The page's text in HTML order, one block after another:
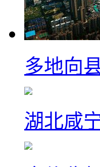
多地向
湖北咸